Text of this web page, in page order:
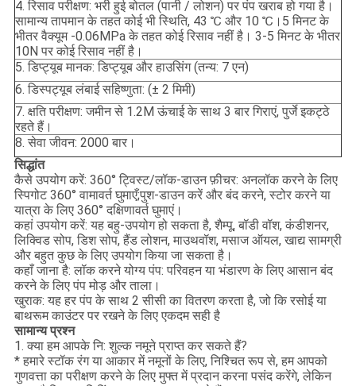
4. रिसाव परीक्षण: भरी हुई बोतल (पानी / लोशन) पर पंप खराब हो गया है।
सामान्य तापमान के तहत कोई भी स्थिति, 43 ℃ और 10 ℃।5 मिनट के
भीतर वैक्यूम -0.06MPa के तहत कोई रिसाव नहीं है। 3-5 मिनट के भीतर
10N पर कोई रिसाव नहीं है।
5. डिप्ट्यूब मानक: डिप्ट्यूब और हाउसिंग (तन्य: 7 एन)
6. डिस्पट्यूब लंबाई सहिष्णुता: (± 2 मिमी)
7. क्षति परीक्षण: जमीन से 1.2M ऊंचाई के साथ 3 बार गिराएं, पुर्जे इकट्ठे
रहते हैं।
8. सेवा जीवन: 2000 बार।
सिद्धांत
कैसे उपयोग करें: 360° ट्विस्ट/लॉक-डाउन फ़ीचर: अनलॉक करने के लिए
स्पिगोट 360° वामावर्त घुमाएँ;पुश-डाउन करें और बंद करने, स्टोर करने या
यात्रा के लिए 360° दक्षिणावर्त घुमाएं।
कहां उपयोग करें: यह बहु-उपयोग हो सकता है, शैम्पू, बॉडी वॉश, कंडीशनर,
लिक्विड सोप, डिश सोप, हैंड लोशन, माउथवॉश, मसाज ऑयल, खाद्य सामग्री
और बहुत कुछ के लिए उपयोग किया जा सकता है।
कहाँ जाना है: लॉक करने योग्य पंप: परिवहन या भंडारण के लिए आसान बंद
करने के लिए पंप मोड़ और ताला।
खुराक: यह हर पंप के साथ 2 सीसी का वितरण करता है, जो कि रसोई या
बाथरूम काउंटर पर रखने के लिए एकदम सही है
सामान्य प्रश्न
1. क्या हम आपके नि: शुल्क नमूने प्राप्त कर सकते हैं?
* हमारे स्टॉक रंग या आकार में नमूनों के लिए, निश्चित रूप से, हम आपको
गुणवत्ता का परीक्षण करने के लिए मुफ्त में प्रदान करना पसंद करेंगे, लेकिन